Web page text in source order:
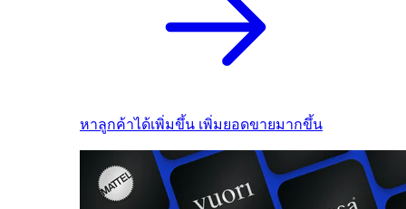
หาลูกค้าได้เพิ่มขึ้น เพิ่มยอดขายมากขึ้น